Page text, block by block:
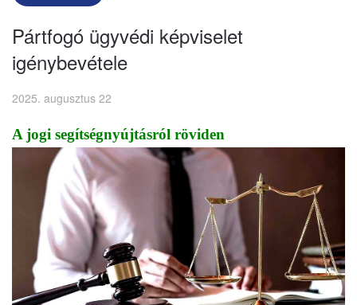
Pártfogó ügyvédi képviselet
igénybevétele
2025. augusztus 22
A jogi segítségnyújtásról röviden